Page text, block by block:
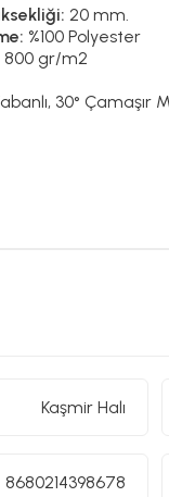
20 mm.
%100 Polyester
800 gr/m2
30° Çamaşır
Kaşmir Halı
8680214398678